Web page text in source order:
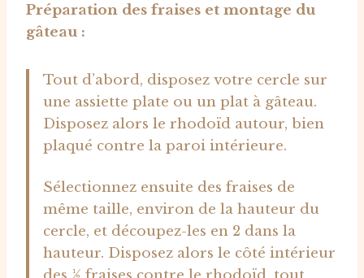
Préparation des fraises et montage du
gâteau :
Tout d’abord, disposez votre cercle sur
une assiette plate ou un plat à gâteau.
Disposez alors le rhodoïd autour, bien
plaqué contre la paroi intérieure.
Sélectionnez ensuite des fraises de
même taille, environ de la hauteur du
cercle, et découpez-les en 2 dans la
hauteur. Disposez alors le côté intérieur